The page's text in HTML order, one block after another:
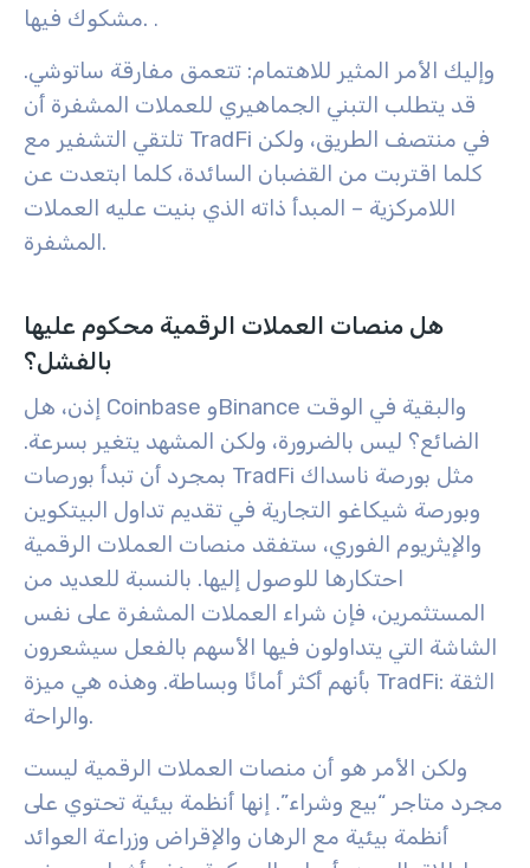
مشكوك فيها. .
وإليك الأمر المثير للاهتمام: تتعمق مفارقة ساتوشي.
قد يتطلب التبني الجماهيري للعملات المشفرة أن
تلتقي التشفير مع TradFi في منتصف الطريق، ولكن
كلما اقتربت من القضبان السائدة، كلما ابتعدت عن
اللامركزية – المبدأ ذاته الذي بنيت عليه العملات
المشفرة.
هل منصات العملات الرقمية محكوم عليها
بالفشل؟
إذن، هل Coinbase وBinance والبقية في الوقت
الضائع؟ ليس بالضرورة، ولكن المشهد يتغير بسرعة.
بمجرد أن تبدأ بورصات TradFi مثل بورصة ناسداك
وبورصة شيكاغو التجارية في تقديم تداول البيتكوين
والإيثريوم الفوري، ستفقد منصات العملات الرقمية
احتكارها للوصول إليها. بالنسبة للعديد من
المستثمرين، فإن شراء العملات المشفرة على نفس
الشاشة التي يتداولون فيها الأسهم بالفعل سيشعرون
بأنهم أكثر أمانًا وبساطة. وهذه هي ميزة TradFi: الثقة
والراحة.
ولكن الأمر هو أن منصات العملات الرقمية ليست
مجرد متاجر “بيع وشراء”. إنها أنظمة بيئية تحتوي على
أنظمة بيئية مع الرهان والإقراض وزراعة العوائد